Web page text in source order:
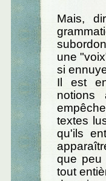
Mais,
une
si
Il est
textes
qu'ils
que peu
tout